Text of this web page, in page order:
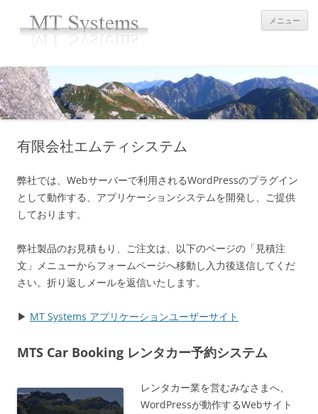
ス
キ
ッ
プ
メニュー
有限会社エムティシステム
弊社では、Webサーバーで利用されるWordPressのプラグイン
として動作する、アプリケーションシステムを開発し、ご提供
しております。
弊社製品のお見積もり、ご注文は、以下のページの「見積注
文」メニューからフォームページへ移動し入力後送信してくだ
さい。折り返しメールを返信いたします。
▶ MT Systems アプリケーションユーザーサイト
MTS Car Booking レンタカー予約システム
レンタカー業を営むみなさまへ、
WordPressが動作するWebサイト